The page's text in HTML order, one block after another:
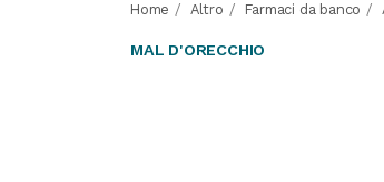
Home Altro Farmaci da banco
MAL D'ORECCHIO